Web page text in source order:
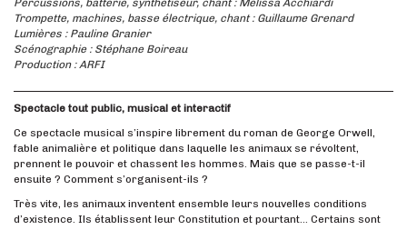
Percussions, batterie, synthétiseur, chant : Mélissa Acchiardi
Trompette, machines, basse électrique, chant : Guillaume Grenard
Lumières : Pauline Granier
Scénographie : Stéphane Boireau
Production : ARFI
Spectacle tout public, musical et interactif
Ce spectacle musical s’inspire librement du roman de George Orwell,
fable animalière et politique dans laquelle les animaux se révoltent,
prennent le pouvoir et chassent les hommes. Mais que se passe-t-il
ensuite ? Comment s’organisent-ils ?
Très vite, les animaux inventent ensemble leurs nouvelles conditions
d’existence. Ils établissent leur Constitution et pourtant… Certains sont